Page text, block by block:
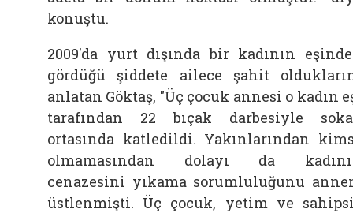
konuştu.
2009'da yurt dışında bir kadının
gördüğü şiddete ailece şahit
anlatan Göktaş, "Üç çocuk annesi o kadın
tarafından 22 bıçak darbesiyle
ortasında katledildi. Yakınlarından
olmamasından dolayı da
cenazesini yıkama sorumluluğunu
üstlenmişti. Üç çocuk, yetim ve